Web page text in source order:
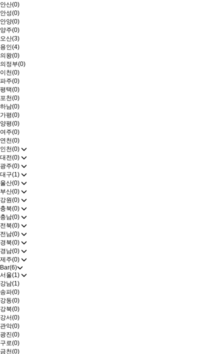
안산(0)
안성(0)
안양(0)
양주(0)
오산(3)
용인(4)
의왕(0)
의정부(0)
이천(0)
파주(0)
평택(0)
포천(0)
하남(0)
가평(0)
양평(0)
여주(0)
연천(0)
인천(0)
대전(0)
광주(0)
대구(1)
울산(0)
부산(0)
강원(0)
충북(0)
충남(0)
전북(0)
전남(0)
경북(0)
경남(0)
제주(0)
Bar(6)
서울(1)
강남(1)
송파(0)
강동(0)
강북(0)
강서(0)
관악(0)
광진(0)
구로(0)
금천(0)